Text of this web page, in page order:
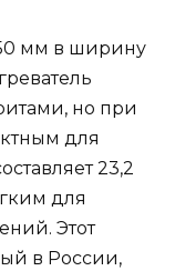
мм в ширину
но при
для
23,2
для
Этот
в России,